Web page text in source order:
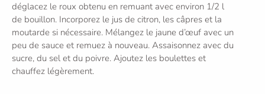
déglacez le roux obtenu en remuant avec environ 1/2 l
de bouillon. Incorporez le jus de citron, les câpres et la
moutarde si nécessaire. Mélangez le jaune d’œuf avec un
peu de sauce et remuez à nouveau. Assaisonnez avec du
sucre, du sel et du poivre. Ajoutez les boulettes et
chauffez légèrement.